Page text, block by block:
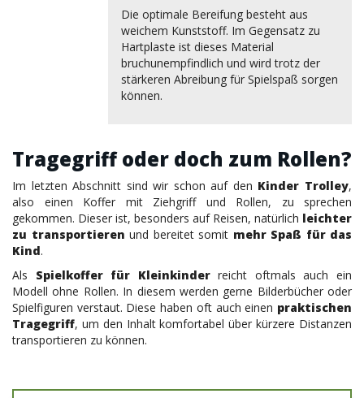
Die optimale Bereifung besteht aus
weichem Kunststoff. Im Gegensatz zu
Hartplaste ist dieses Material
bruchunempfindlich und wird trotz der
stärkeren Abreibung für Spielspaß sorgen
können.
Tragegriff oder doch zum Rollen?
Im letzten Abschnitt sind wir schon auf den Kinder Trolley,
also einen Koffer mit Ziehgriff und Rollen, zu sprechen
gekommen. Dieser ist, besonders auf Reisen, natürlich leichter
zu transportieren und bereitet somit mehr Spaß für das
Kind.
Als Spielkoffer für Kleinkinderreicht oftmals auch ein
Modell ohne Rollen. In diesem werden gerne Bilderbücher oder
Spielfiguren verstaut. Diese haben oft auch einen praktischen
Tragegriff, um den Inhalt komfortabel über kürzere Distanzen
transportieren zu können.